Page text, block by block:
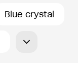
Blue crystal